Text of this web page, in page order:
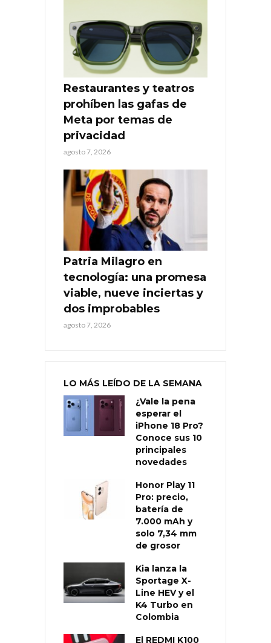
Restaurantes y teatros
prohíben las gafas de
Meta por temas de
privacidad
agosto 7, 2026
Patria Milagro en
tecnología: una promesa
viable, nueve inciertas y
dos improbables
agosto 7, 2026
LO MÁS LEÍDO DE LA SEMANA
¿Vale la pena
esperar el
iPhone 18 Pro?
Conoce sus 10
principales
novedades
Honor Play 11
Pro: precio,
batería de
7.000 mAh y
solo 7,34 mm
de grosor
Kia lanza la
Sportage X-
Line HEV y el
K4 Turbo en
Colombia
El REDMI K100